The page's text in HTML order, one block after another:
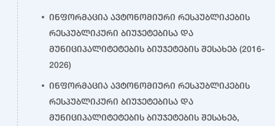
ინფორმაცია ავტონომიური რესპუბლიკების
რესპუბლიკური ბიუჯეტებისა და
მუნიციპალიტეტების ბიუჯეტების შესახებ (2016-
2026)
ინფორმაცია ავტონომიური რესპუბლიკების
რესპუბლიკური ბიუჯეტებისა და
მუნიციპალიტეტების ბიუჯეტების შესახებ,